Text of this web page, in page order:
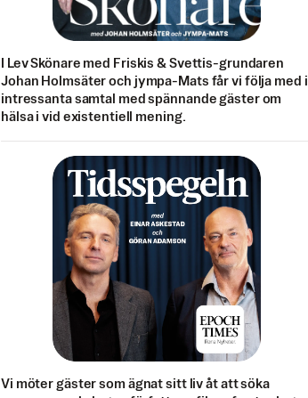
I Lev Skönare med Friskis & Svettis-grundaren
Johan Holmsäter och jympa-Mats får vi följa med i
intressanta samtal med spännande gäster om
hälsa i vid existentiell mening.
Vi möter gäster som ägnat sitt liv åt att söka